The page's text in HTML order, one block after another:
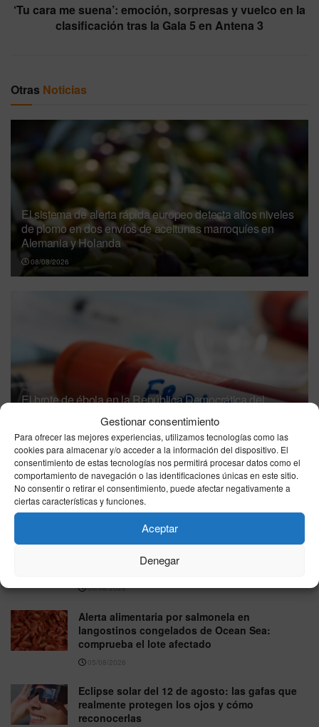
Gestionar consentimiento
Para ofrecer las mejores experiencias, utilizamos tecnologías como las
cookies para almacenar y/o acceder a la información del dispositivo. El
consentimiento de estas tecnologías nos permitirá procesar datos como el
comportamiento de navegación o las identificaciones únicas en este sitio.
No consentir o retirar el consentimiento, puede afectar negativamente a
ciertas características y funciones.
Aceptar
Denegar
‘Tu cara me suena’: emoción, sorpresas y vuelco en la
clasificación tras la Gala 5 en Antena 3
Otras Noticias
El sistema de alerta rápida europeo detecta altos niveles
de plomo en dos envíos de aceitunas marroquíes en
Alemania y Holanda
08/08/2026
El brote de ébola en la República Democrática del
Congo supera los 4.000 casos y deja 1.850 muertos
07/08/2026
Sanidad confirma un caso de hantavirus
Andes en un turista que se encuentra aislado
en Galicia
07/08/2026
Una terapia contra el colesterol reduce
contaminantes PFAS y apunta a un posible
efecto sobre los microplásticos
06/08/2026
Alerta alimentaria por salmonela en
langostinos congelados de Ocean Sea:
comprueba el lote afectado
05/08/2026
Eclipse solar del 12 de agosto: las gafas que
realmente protegen los ojos y cómo
reconocerlas